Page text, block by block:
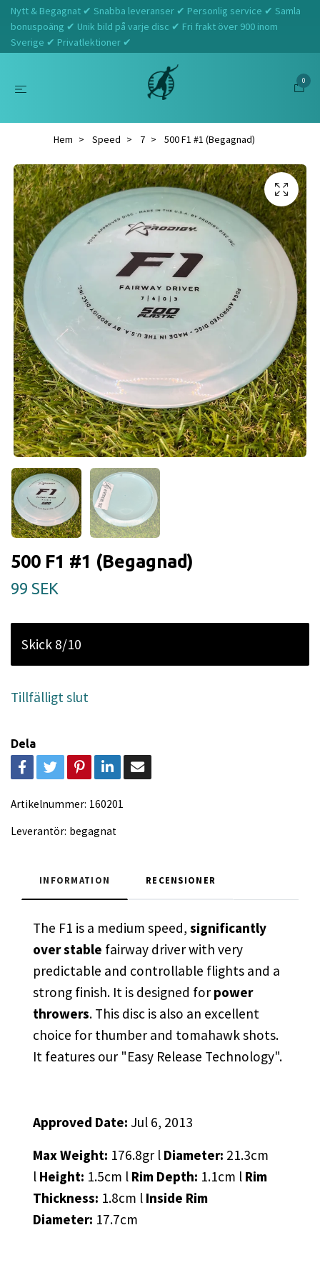
Nytt & Begagnat ✔ Snabba leveranser ✔ Personlig service ✔ Samla
bonuspoäng ✔ Unik bild på varje disc ✔ Fri frakt över 900 inom
Sverige ✔ Privatlektioner ✔
0
Hem Speed 7 500 F1 #1 (Begagnad)
500 F1 #1 (Begagnad)
99 SEK
Skick 8/10
Tillfälligt slut
Dela
Artikelnummer: 160201
Leverantör: begagnat
INFORMATION RECENSIONER
The F1 is a medium speed, significantly
over stable fairway driver with very
predictable and controllable flights and a
strong finish. It is designed forpower
throwers. This disc is also an excellent
choice for thumber and tomahawk shots.
It features our "Easy Release Technology".
Approved Date: Jul 6, 2013
Max Weight: 176.8gr l Diameter: 21.3cm
l Height: 1.5cm l Rim Depth: 1.1cm l Rim
Thickness: 1.8cm l Inside Rim
Diameter: 17.7cm